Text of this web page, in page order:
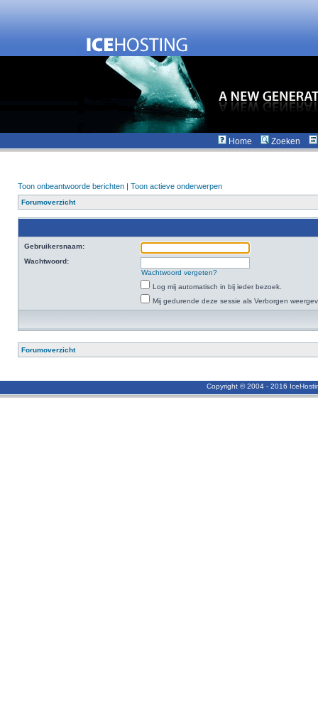
Home Zoeken
Toon onbeantwoorde berichten | Toon actieve onderwerpen
Forumoverzicht
Gebruikersnaam:
Wachtwoord:
Wachtwoord vergeten?
Log mij automatisch in bij ieder bezoek.
Mij gedurende deze sessie als Verborgen
Forumoverzicht
Copyright © 2004 - 2016